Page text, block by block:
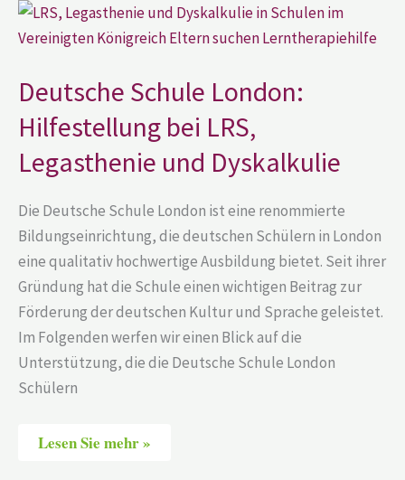
Deutsche Schule London:
Hilfestellung bei LRS,
Legasthenie und Dyskalkulie
Die Deutsche Schule London ist eine renommierte
Bildungseinrichtung, die deutschen Schülern in London
eine qualitativ hochwertige Ausbildung bietet. Seit ihrer
Gründung hat die Schule einen wichtigen Beitrag zur
Förderung der deutschen Kultur und Sprache geleistet.
Im Folgenden werfen wir einen Blick auf die
Unterstützung, die die Deutsche Schule London
Schülern
Deutsche
Schule
London:
Hilfestellung
LRS,
Legasthenie
und
Dyskalkulie
Lesen Sie mehr »